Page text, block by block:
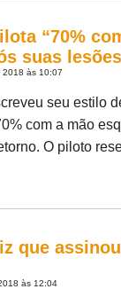
“70%
suas lesões
2018 às 10:07
seu estilo
com a mão
O piloto
que
às 12:04